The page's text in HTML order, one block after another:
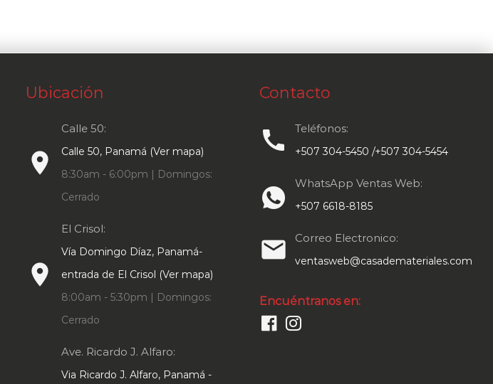
Ubicación
place
Calle 50:
Calle 50, Panamá (Ver mapa)
8:30am - 6:00pm | Domingos:
Cerrado
place
El Crisol:
Vía Domingo Díaz, Panamá-
entrada de El Crisol (Ver mapa)
8:00am - 5:30pm | Domingos:
Cerrado
Ave. Ricardo J. Alfaro:
Via Ricardo J. Alfaro, Panamá -
Contacto
call Teléfonos:
+507 304-5450 /+507 304-5454
WhatsApp Ventas Web:
+507 6618-8185
email Correo Electronico:
ventasweb@casademateriales.com
Encuéntranos en: